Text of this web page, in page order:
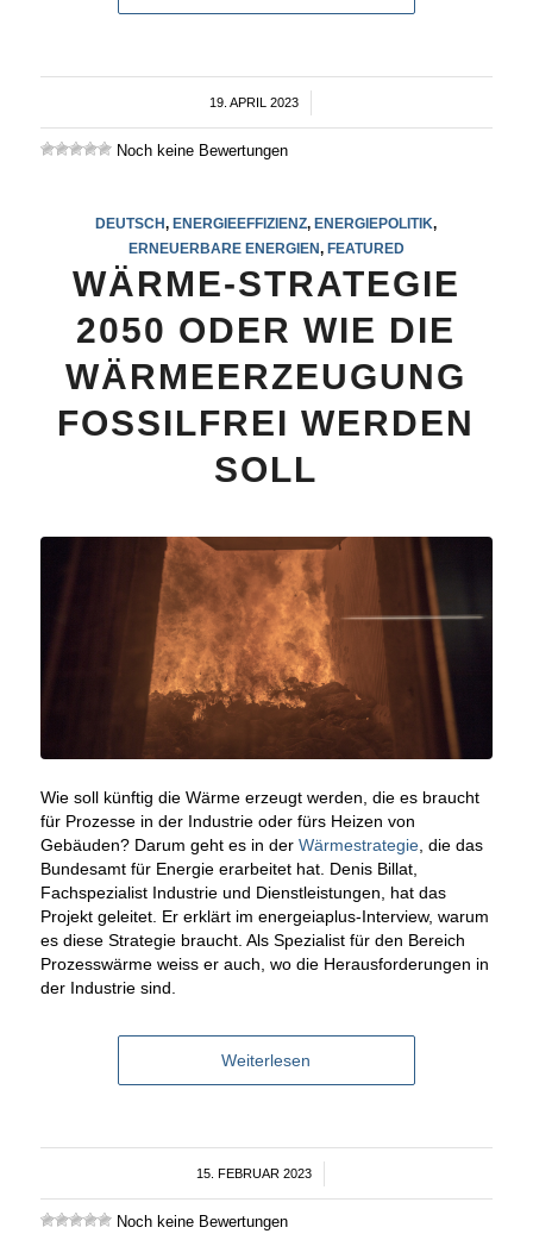
19. APRIL 2023
/
Noch keine Bewertungen
DEUTSCH,ENERGIEEFFIZIENZ,ENERGIEPOLITIK,
ERNEUERBARE ENERGIEN, FEATURED
WÄRME-STRATEGIE
2050 ODER WIE DIE
WÄRMEERZEUGUNG
FOSSILFREI WERDEN
SOLL
Wie soll künftig die Wärme erzeugt werden, die es braucht
für Prozesse in der Industrie oder fürs Heizen von
Gebäuden? Darum geht es in der Wärmestrategie, die das
Bundesamt für Energie erarbeitet hat. Denis Billat,
Fachspezialist Industrie und Dienstleistungen, hat das
Projekt geleitet. Er erklärt im energeiaplus-Interview, warum
es diese Strategie braucht. Als Spezialist für den Bereich
Prozesswärme weiss er auch, wo die Herausforderungen in
der Industrie sind.
Weiterlesen
15. FEBRUAR 2023
/
Noch keine Bewertungen